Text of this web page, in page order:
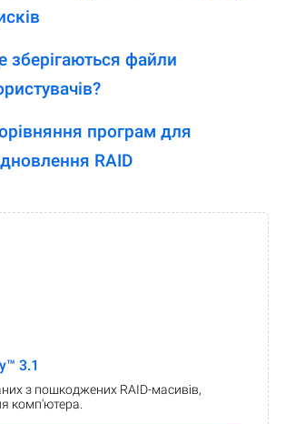
зберігаються файли
програм для
RAID
3.1
з пошкоджених RAID-масивів,
комп'ютера.